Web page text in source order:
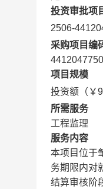
投资审批项
2506-
采购项目编
项目规模
投资额（￥
所需服务
工程监理
服务内容
本项目位于
务期限内对
结算审核阶